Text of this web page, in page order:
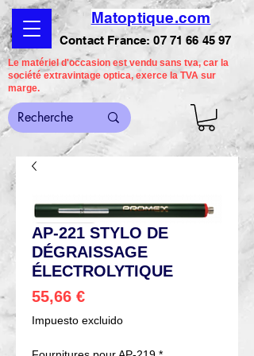
Matoptique.com
Contact France:07 71 66 45 97
Le matériel d'occasion est vendu sans tva, car la
société extravintage optica, exerce la TVA sur
marge.
AP-221 STYLO DE
DÉGRAISSAGE
ÉLECTROLYTIQUE
55,66 €Precio
Impuesto excluido